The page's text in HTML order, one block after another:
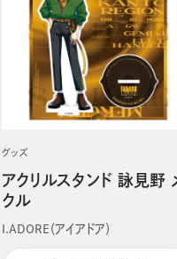
グッズ
アクリルスタンド 詠見野
クル
I.ADORE（アイアドア）